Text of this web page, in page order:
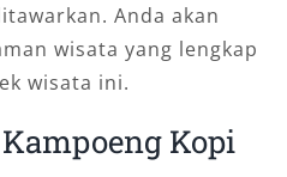
Anda akan
wisata yang lengkap
wisata ini.
Kopi